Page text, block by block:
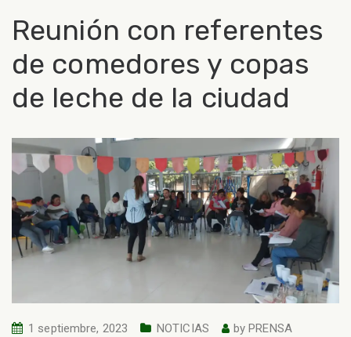
Reunión con referentes
de comedores y copas
de leche de la ciudad
1 septiembre, 2023 NOTICIAS byPRENSA